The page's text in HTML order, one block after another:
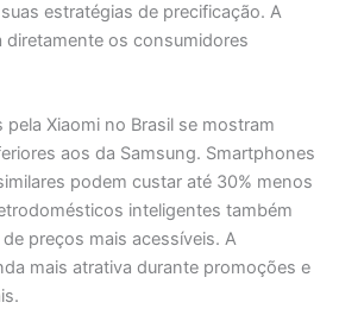
estratégias de precificação. A
os consumidores
Xiaomi no Brasil se mostram
aos da Samsung. Smartphones
podem custar até 30% menos
inteligentes também
preços mais acessíveis. A
mais atrativa durante promoções e